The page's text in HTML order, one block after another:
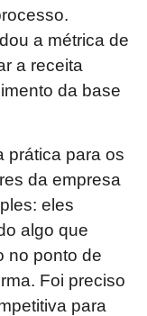
a métrica de
a receita
da base
prática para os
da empresa
eles
algo que
no ponto de
Foi preciso
para